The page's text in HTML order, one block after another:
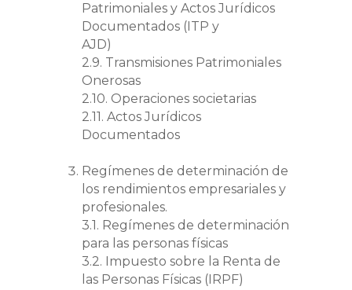
Patrimoniales y Actos Jurídicos
Documentados (ITP y
AJD)
2.9. Transmisiones Patrimoniales
Onerosas
2.10. Operaciones societarias
2.11. Actos Jurídicos
Documentados
Regímenes de determinación de
los rendimientos empresariales y
profesionales.
3.1. Regímenes de determinación
para las personas físicas
3.2. Impuesto sobre la Renta de
las Personas Físicas (IRPF)